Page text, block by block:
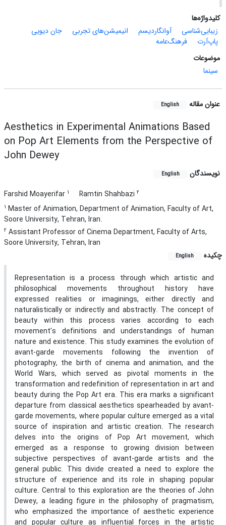
کلیدواژه‌ها
زیبایی‌شناسی
آوانگاردیسم انیمیشن‌های تجربی
جان دیویی
پاپ‌آرت
فرهنگ‌عامه
موضوعات
سینما
عنوان مقاله English
Aesthetics in Experimental Animations Based
on Pop Art Elements from the Perspective of
John Dewey
نویسندگان English
Farshid Moayerifar 1 Ramtin Shahbazi 2
1 Master of Animation, Department of Animation, Faculty of Art,
Soore University, Tehran, Iran.
2 Assistant Professor of Cinema Department, Faculty of Arts,
Soore University, Tehran, Iran
چکیده
English
Representation is a process through which artistic and
philosophical movements throughout history have
expressed realities or imaginings, either directly and
naturalistically or indirectly and abstractly. The concept of
beauty within this process varies according to each
movement's definitions and understandings of human
nature and existence. This study examines the evolution of
avant-garde movements following the invention of
photography, the birth of cinema and animation, and the
World Wars, which served as pivotal moments in the
transformation and redefinition of representation in art and
beauty during the Pop Art era. This era marks a significant
departure from classical aesthetics spearheaded by avant-
garde movements, where popular culture emerged as a vital
source of inspiration and artistic creation. The research
delves into the origins of Pop Art movement, which
emerged as a response to growing division between
subjective perspectives of avant-garde artists and the
general public. This divide created a need to explore the
structure of experience and its role in shaping popular
culture. Central to this exploration are the theories of John
Dewey, a leading figure in the philosophy of pragmatism,
who emphasized the importance of aesthetic experience
and popular culture as influential forces in the artistic